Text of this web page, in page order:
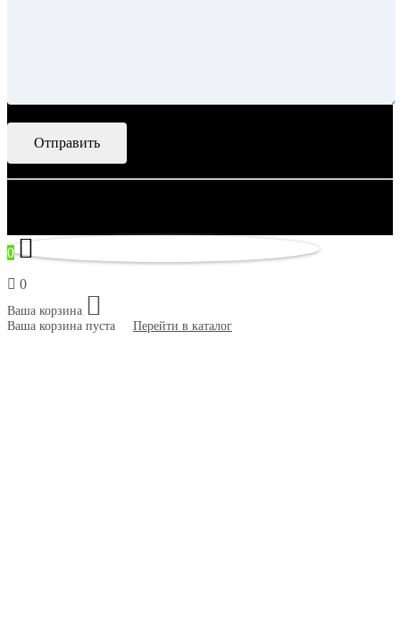
0
0
Ваша корзина
Ваша корзина пуста
Перейти в каталог